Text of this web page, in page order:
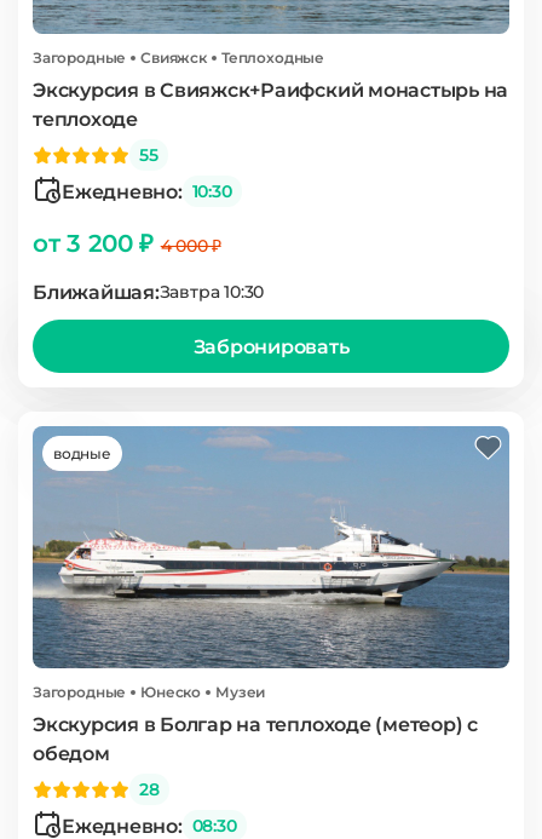
Загородные Свияжск Теплоходные
Экскурсия в Свияжск+Раифский монастырь на
теплоходе
55
Ежедневно: 10:30
от 3 200 ₽4 000 ₽
Ближайшая:Завтра 10:30
Забронировать
водные
Загородные Юнеско Музеи
Экскурсия в Болгар на теплоходе (метеор) с
обедом
28
Ежедневно: 08:30